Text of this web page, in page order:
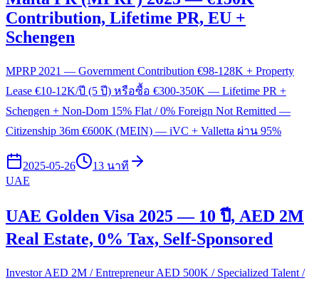
Contribution, Lifetime PR, EU +
Schengen
MPRP 2021 — Government Contribution €98-128K + Property
Lease €10-12K/ปี (5 ปี) หรือซื้อ €300-350K — Lifetime PR +
Schengen + Non-Dom 15% Flat / 0% Foreign Not Remitted —
Citizenship 36m €600K (MEIN) — iVC + Valletta ผ่าน 95%
2025-05-26
13 นาที
UAE
UAE Golden Visa 2025 — 10 ปี, AED 2M
Real Estate, 0% Tax, Self-Sponsored
Investor AED 2M / Entrepreneur AED 500K / Specialized Talent /